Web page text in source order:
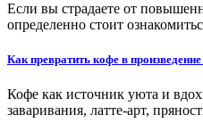
Если вы страдаете от
определенно стоит
Как превратить кофе в произведение
Кофе как источник уюта и
заваривания, латте-арт,